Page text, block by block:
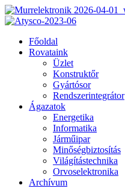
Főoldal
Rovataink
Üzlet
Konstruktőr
Gyártósor
Rendszerintegrátor
Ágazatok
Energetika
Informatika
Járműipar
Minőségbiztosítás
Világítástechnika
Orvoselektronika
Archívum